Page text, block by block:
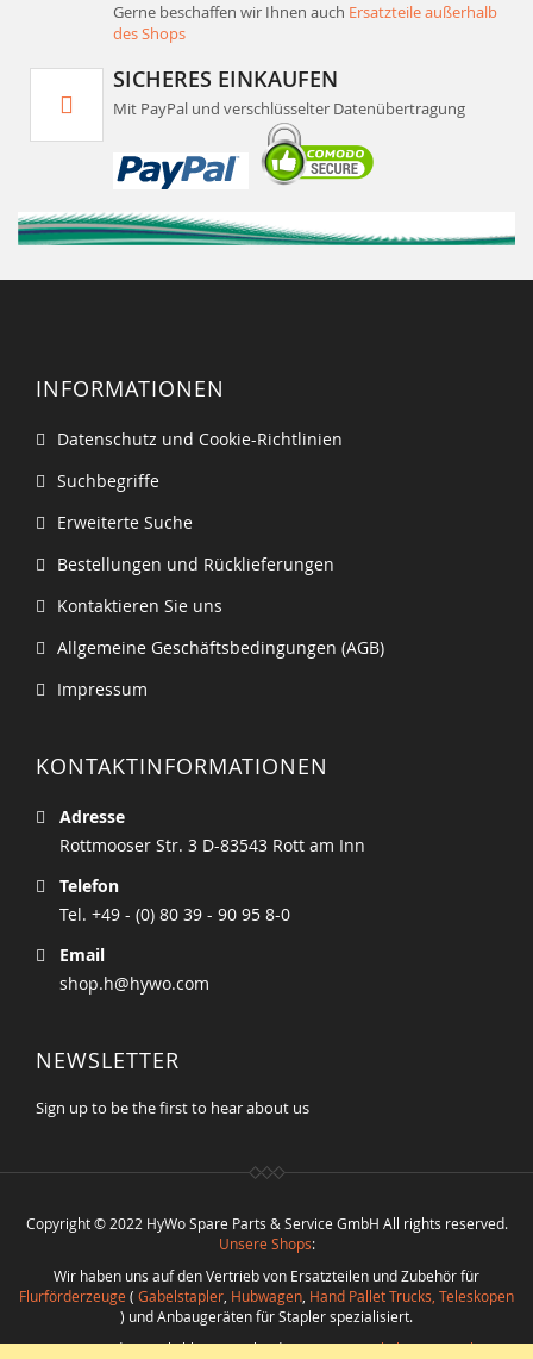
Gerne beschaffen wir Ihnen auch Ersatzteile außerhalb
des Shops
SICHERES EINKAUFEN
Mit PayPal und verschlüsselter Datenübertragung
INFORMATIONEN
Datenschutz und Cookie-Richtlinien
Suchbegriffe
Erweiterte Suche
Bestellungen und Rücklieferungen
Kontaktieren Sie uns
Allgemeine Geschäftsbedingungen (AGB)
Impressum
KONTAKTINFORMATIONEN
Adresse
Rottmooser Str. 3 D-83543 Rott am Inn
Telefon
Tel. +49 - (0) 80 39 - 90 95 8-0
Email
shop.h@hywo.com
NEWSLETTER
Sign up to be the first to hear about us
Copyright © 2022 HyWo Spare Parts & Service GmbH All rights reserved.
Unsere Shops:
Wir haben uns auf den Vertrieb von Ersatzteilen und Zubehör für
Flurförderzeuge ( Gabelstapler Hubwagen Hand Pallet Trucks, Teleskopen
) und Anbaugeräten für Stapler spezialisiert.
Nutzen Sie die Möglichkeit verschiedensteErsatzteile bester Qualität